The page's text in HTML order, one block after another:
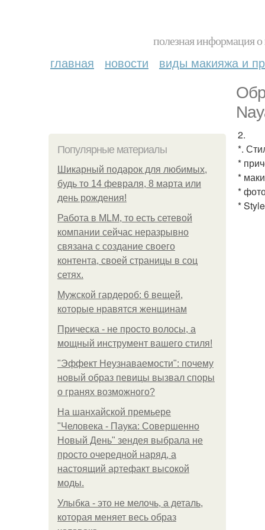
полезная информация
главная новости виды макияжа и
Популярные материалы
Шикарный подарок для любимых,
будь то 14 февраля, 8 марта или
день рождения!
Работа в MLM, то есть сетевой
компании сейчас неразрывно
связана с создание своего
контента, своей страницы в соц
сетях.
Мужской гардероб: 6 вещей,
которые нравятся женщинам
Прическа - не просто волосы, а
мощный инструмент вашего стиля!
"Эффект Неузнаваемости": почему
новый образ певицы вызвал споры
о гранях возможного?
На шанхайской премьере
"Человека - Паука: Совершенно
Новый День" зендея выбрала не
просто очередной наряд, а
настоящий артефакт высокой
моды.
Улыбка - это не мелочь, а деталь,
которая меняет весь образ
2.
*.
*
*
*
*